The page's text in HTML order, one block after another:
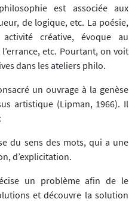
est associée aux
de logique, etc. La poésie,
créative, évoque au
etc. Pourtant, on voit
dans les ateliers philo.
un ouvrage à la genèse
artistique (Lipman, 1966). Il
du sens des mots, qui a une
d’explicitation.
un problème afin de le
et découvre la solution